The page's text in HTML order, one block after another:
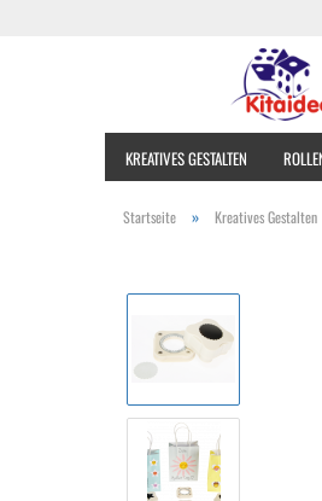
KREATIVES GESTALTEN
Startseite » Kreatives Gestalten